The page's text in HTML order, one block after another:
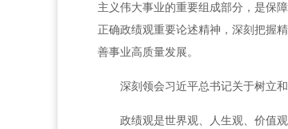
主义伟大事业的重要组成部分，是保
正确政绩观重要论述精神，深刻把握
善事业高质量发展。
深刻领会习近平总书记关于树立
政绩观是世界观、人生观、价值